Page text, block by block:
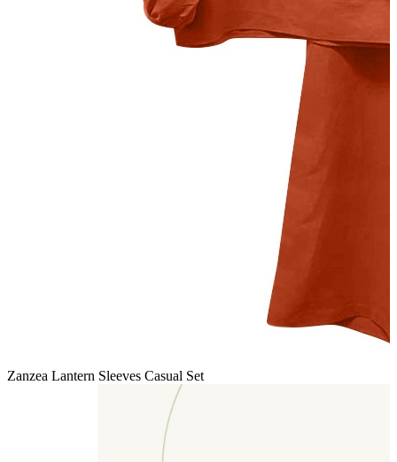
Zanzea Lantern Sleeves Casual Set